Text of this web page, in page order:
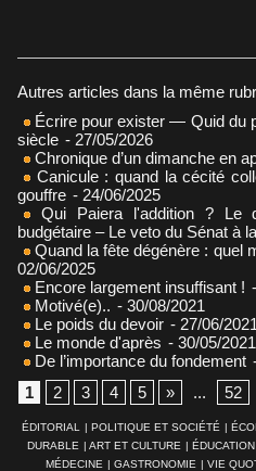
Autres articles dans la même
Écrire pour exister — Quid du
siècle - 27/05/2026
Chronique d’un dimanche en
Canicule : quand la cécité
gouffre - 24/06/2025
Qui Paiera l'addition ? Le
budgétaire – Le veto du Sénat à
Quand la fête dégénère : quel
02/06/2025
Encore largement insuffisant !
Motivé(e).. - 30/08/2021
Le poids du devoir - 27/06/2021
Le monde d'après - 30/05/2021
De l’importance du fondement
1
2 3 4 5 » ... 52
ÉDITORIAL | POLITIQUE ET SOCIÉTÉ |
DURABLE | ART ET CULTURE | ÉDUCATION
MÉDECINE | GASTRONOMIE | VIE